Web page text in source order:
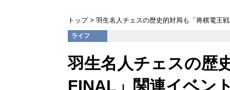
トップ 羽生名人チェスの歴史的対局も「将棋電王
ライフ
羽生名人チェスの歴
FINAL」関連イベン